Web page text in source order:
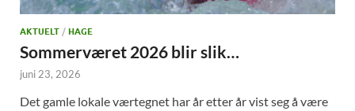
AKTUELT / HAGE
Sommerværet 2026 blir slik…
juni 23, 2026
Det gamle lokale værtegnet har år etter år vist seg å være